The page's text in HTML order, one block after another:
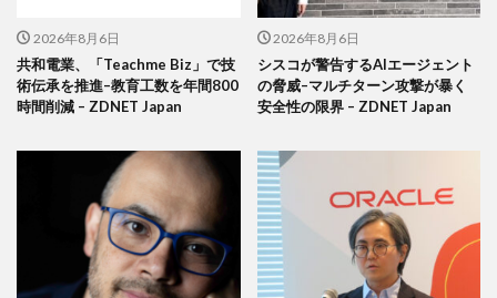
2026年8月6日
共和電業、「Teachme Biz」で技
術伝承を推進–教育工数を年間800
時間削減 – ZDNET Japan
2026年8月6日
シスコが警告するAIエージェント
の脅威–マルチターン攻撃が暴く
安全性の限界 – ZDNET Japan